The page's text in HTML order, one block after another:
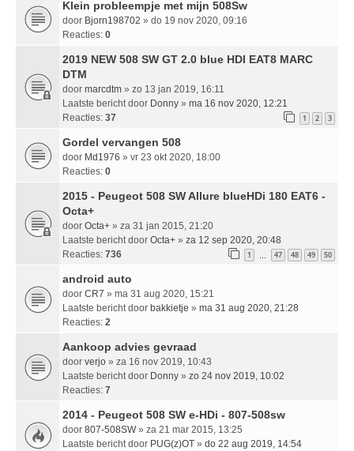
Klein probleempje met mijn 508Sw
door Bjorn198702 » do 19 nov 2020, 09:16
Reacties: 0
2019 NEW 508 SW GT 2.0 blue HDI EAT8 MARC
DTM
door marcdtm » zo 13 jan 2019, 16:11
Laatste bericht door Donny » ma 16 nov 2020, 12:21
Reacties: 37 1 2 3
Gordel vervangen 508
door Md1976 » vr 23 okt 2020, 18:00
Reacties: 0
2015 - Peugeot 508 SW Allure blueHDi 180 EAT6 -
Octa+
door Octa+ » za 31 jan 2015, 21:20
Laatste bericht door Octa+ » za 12 sep 2020, 20:48
Reacties: 736 1 … 47 48 49 50
android auto
door CR7 » ma 31 aug 2020, 15:21
Laatste bericht door bakkietje » ma 31 aug 2020, 21:28
Reacties: 2
Aankoop advies gevraad
door verjo » za 16 nov 2019, 10:43
Laatste bericht door Donny » zo 24 nov 2019, 10:02
Reacties: 7
2014 - Peugeot 508 SW e-HDi - 807-508sw
door 807-508SW» za 21 mar 2015, 13:25
Laatste bericht door PUG(z)OT » do 22 aug 2019, 14:54